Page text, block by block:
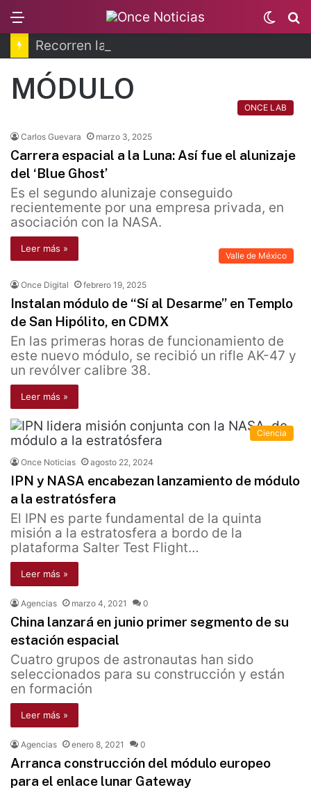
Switch
skin
MÓDULO
ONCE LAB
Carlos Guevara marzo 3, 2025
Carrera espacial a la Luna: Así fue el alunizaje
del ‘Blue Ghost’
Es el segundo alunizaje conseguido
recientemente por una empresa privada, en
asociación con la NASA.
Leer más »
Valle de México
Once Digital febrero 19, 2025
Instalan módulo de “Sí al Desarme” en Templo
de San Hipólito, en CDMX
En las primeras horas de funcionamiento de
este nuevo módulo, se recibió un rifle AK-47 y
un revólver calibre 38.
Leer más »
Ciencia
Once Noticias agosto 22, 2024
IPN y NASA encabezan lanzamiento de módulo
a la estratósfera
El IPN es parte fundamental de la quinta
misión a la estratosfera a bordo de la
plataforma Salter Test Flight…
Leer más »
Agencias marzo 4, 2021 0
China lanzará en junio primer segmento de su
estación espacial
Cuatro grupos de astronautas han sido
seleccionados para su construcción y están
en formación
Leer más »
Agencias enero 8, 2021 0
Arranca construcción del módulo europeo
para el enlace lunar Gateway